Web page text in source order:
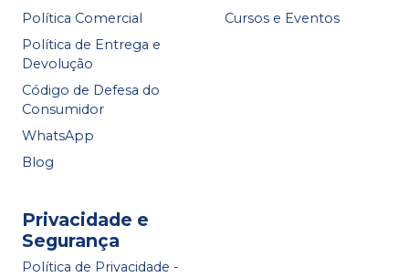
Política Comercial
Política de Entrega e
Devolução
Código de Defesa do
Consumidor
WhatsApp
Blog
Cursos e Eventos
Privacidade e
Segurança
Política de Privacidade -